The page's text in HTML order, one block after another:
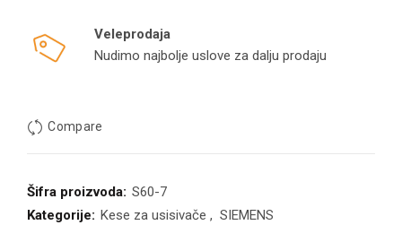
Veleprodaja
Nudimo najbolje uslove za dalju prodaju
Compare
Šifra proizvoda: S60-7
Kategorije: Kese za usisivače , SIEMENS